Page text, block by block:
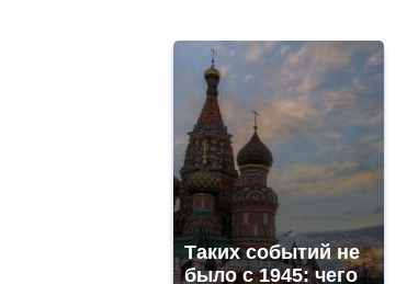
Таких событий не
было с 1945: чего